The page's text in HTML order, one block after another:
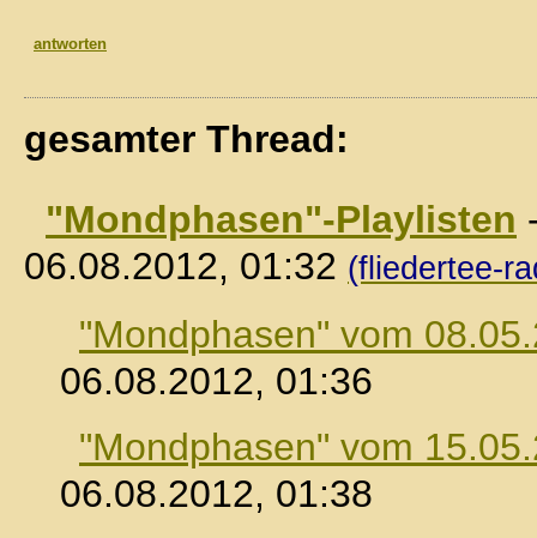
antworten
gesamter Thread:
"Mondphasen"-Playlisten
06.08.2012, 01:32 (fliedertee-
"Mondphasen" vom
06.08.2012, 01:36
"Mondphasen" vom
06.08.2012, 01:38